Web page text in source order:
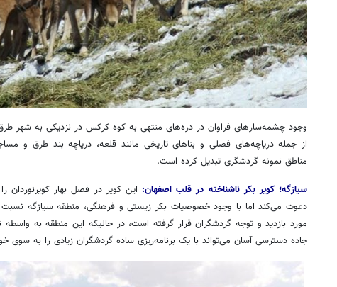
وجود چشمه‌سارهای فراوان در دره‌های منتهی به کوه کرکس در نزدیکی به شهر
از جمله دریاچه‌های فصلی و بناهای تاریخی مانند قلعه، دریاچه بند طرق و
مناطق نمونه گردشگری تبدیل کرده است.
سیازگه؛ کویر بکر ناشناخته در قلب اصفهان: این کویر در فصل بهار
دعوت می‌کند اما با وجود خصوصیات بکر زیستی و فرهنگی، منطقه سیازگه نسبت
مورد بازدید و توجه گردشگران قرار گرفته است، در حالیکه این منطقه به
جاده دسترسی آسان می‌تواند با یک برنامه‌ریزی ساده گردشگران زیادی را به سوی